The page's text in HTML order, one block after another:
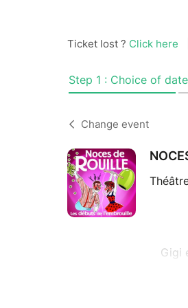
Ticket lost ? Click here
Step 1 : Choice of date
Change event
Gigi